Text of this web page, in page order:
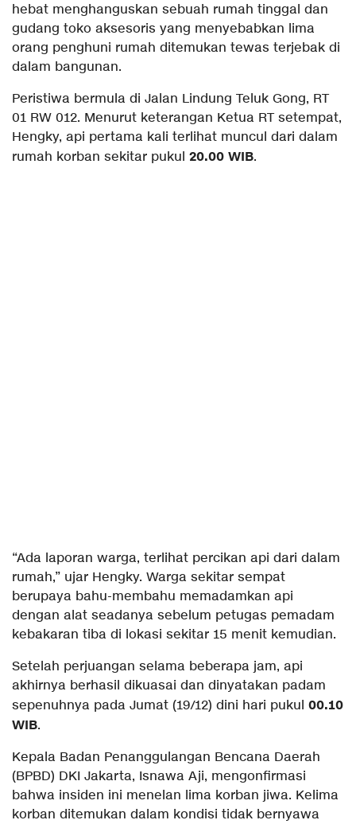
hebat menghanguskan sebuah rumah tinggal dan
gudang toko aksesoris yang menyebabkan lima
orang penghuni rumah ditemukan tewas terjebak di
dalam bangunan.
Peristiwa bermula di Jalan Lindung Teluk Gong, RT
01 RW 012. Menurut keterangan Ketua RT setempat,
Hengky, api pertama kali terlihat muncul dari dalam
rumah korban sekitar pukul 20.00 WIB.
“Ada laporan warga, terlihat percikan api dari dalam
rumah,” ujar Hengky. Warga sekitar sempat
berupaya bahu-membahu memadamkan api
dengan alat seadanya sebelum petugas pemadam
kebakaran tiba di lokasi sekitar 15 menit kemudian.
Setelah perjuangan selama beberapa jam, api
akhirnya berhasil dikuasai dan dinyatakan padam
sepenuhnya pada Jumat (19/12) dini hari pukul 00.10
WIB.
Kepala Badan Penanggulangan Bencana Daerah
(BPBD) DKI Jakarta, Isnawa Aji, mengonfirmasi
bahwa insiden ini menelan lima korban jiwa. Kelima
korban ditemukan dalam kondisi tidak bernyawa